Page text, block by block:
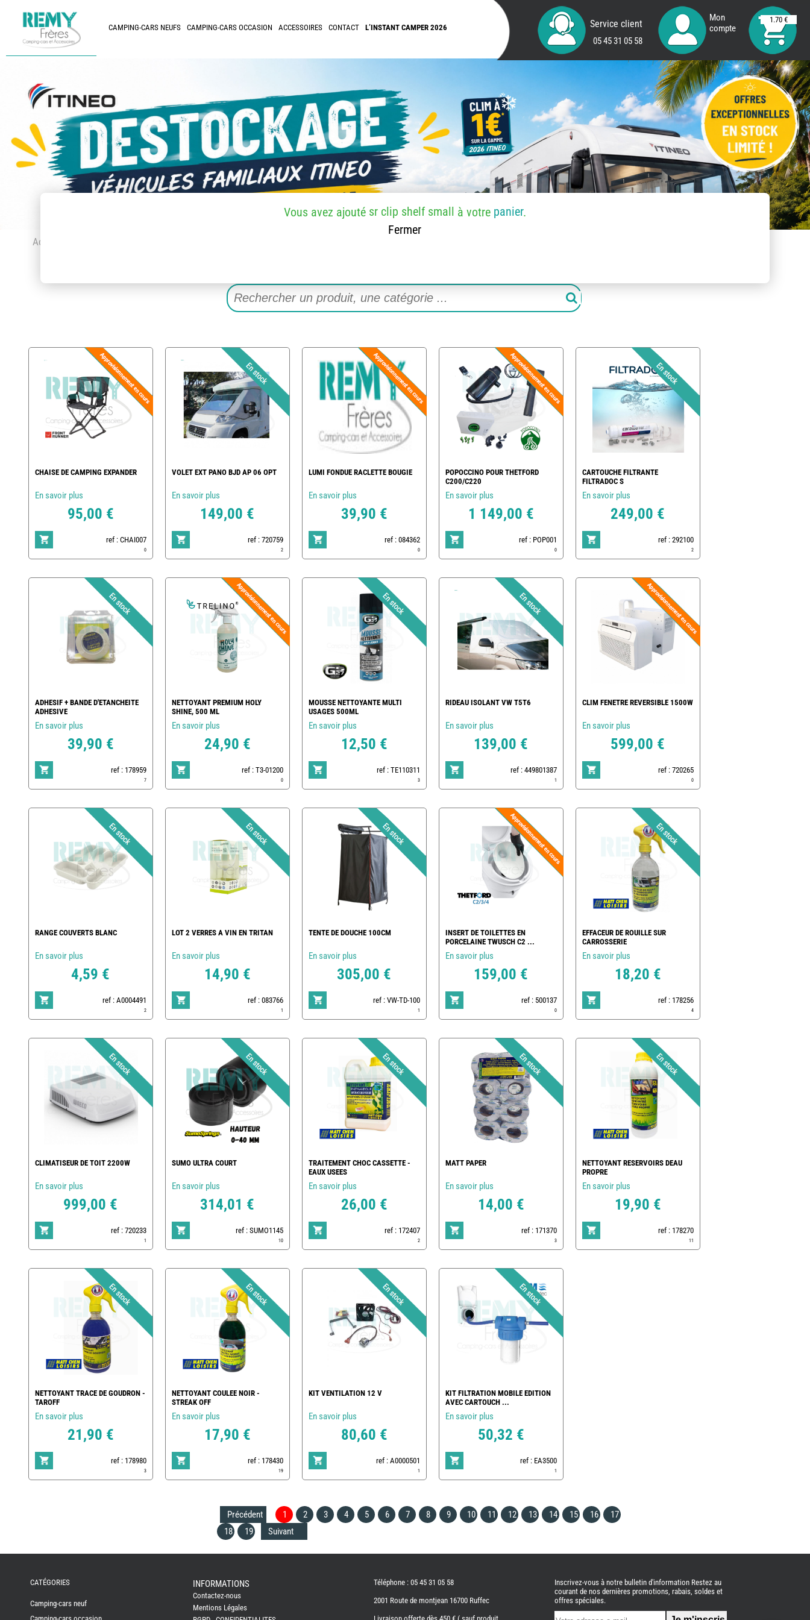
CAMPING-CARS NEUFS CAMPING-CARS OCCASION ACCESSOIRES CONTACT L’INSTANT CAMPER 2026 Service client
05 45 31 05 58
Mon
compte
1.70 €
Accueil
Vous avez ajouté sr clip shelf small à votre panier.
Fermer
CHAISE DE CAMPING EXPANDER
En savoir plus
95,00 €
ref : CHAI007
0
VOLET EXT PANO BJD AP 06 OPT
En savoir plus
149,00 €
ref : 720759
2
LUMI FONDUE RACLETTE BOUGIE
En savoir plus
39,90 €
ref : 084362
0
POPOCCINO POUR THETFORD
C200/C220
En savoir plus
1 149,00 €
ref : POP001
0
CARTOUCHE FILTRANTE
FILTRADOC S
En savoir plus
249,00 €
ref : 292100
2
ADHESIF + BANDE D'ETANCHEITE
ADHESIVE
En savoir plus
39,90 €
ref : 178959
7
NETTOYANT PREMIUM HOLY
SHINE, 500 ML
En savoir plus
24,90 €
ref : T3-01200
0
MOUSSE NETTOYANTE MULTI
USAGES 500ML
En savoir plus
12,50 €
ref : TE110311
3
RIDEAU ISOLANT VW T5T6
En savoir plus
139,00 €
ref : 449801387
1
CLIM FENETRE REVERSIBLE 1500W
En savoir plus
599,00 €
ref : 720265
0
RANGE COUVERTS BLANC
En savoir plus
4,59 €
ref : A0004491
2
LOT 2 VERRES A VIN EN TRITAN
En savoir plus
14,90 €
ref : 083766
1
TENTE DE DOUCHE 100CM
En savoir plus
305,00 €
ref : VW-TD-100
1
INSERT DE TOILETTES EN
PORCELAINE TWUSCH C2 ...
En savoir plus
159,00 €
ref : 500137
0
EFFACEUR DE ROUILLE SUR
CARROSSERIE
En savoir plus
18,20 €
ref : 178256
4
CLIMATISEUR DE TOIT 2200W
En savoir plus
999,00 €
ref : 720233
1
SUMO ULTRA COURT
En savoir plus
314,01 €
ref : SUMO1145
10
TRAITEMENT CHOC CASSETTE -
EAUX USEES
En savoir plus
26,00 €
ref : 172407
2
MATT PAPER
En savoir plus
14,00 €
ref : 171370
3
NETTOYANT RESERVOIRS DEAU
PROPRE
En savoir plus
19,90 €
ref : 178270
11
NETTOYANT TRACE DE GOUDRON -
TAROFF
En savoir plus
21,90 €
ref : 178980
3
NETTOYANT COULEE NOIR -
STREAK OFF
En savoir plus
17,90 €
ref : 178430
19
KIT VENTILATION 12 V
En savoir plus
80,60 €
ref : A0000501
1
KIT FILTRATION MOBILE EDITION
AVEC CARTOUCH ...
En savoir plus
50,32 €
ref : EA3500
1
Précédent 1 2 3 4 5 6 7 8 9 10 11 12 13 14 15 16
17
18
19 Suivant
FRERESCATÉGORIES
Camping-cars neuf
INFORMATIONS
Contactez-nous
Mentions Légales
Téléphone : 05 45 31 05 58
2001 Route de montjean 16700 Ruffec
Inscrivez-vous à notre bulletin d'information Restez au
courant de nos dernières promotions, rabais, soldes et
offres spéciales.